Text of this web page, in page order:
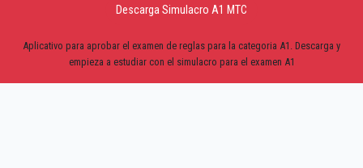
Descarga Simulacro A1 MTC
Aplicativo para aprobar el examen de reglas para la categoria A1. Descarga y
empieza a estudiar con el simulacro para el examen A1